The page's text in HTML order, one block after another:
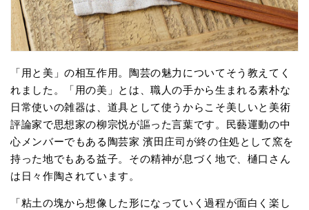
「用と美」の相互作用。陶芸の魅力についてそう教えてく
れました。「用の美」とは、職人の手から生まれる素朴な
日常使いの雑器は、道具として使うからこそ美しいと美術
評論家で思想家の柳宗悦が謳った言葉です。民藝運動の中
心メンバーでもある陶芸家 濱田庄司が終の住処として窯を
持った地でもある益子。その精神が息づく地で、樋口さん
は日々作陶されています。
「粘土の塊から想像した形になっていく過程が面白く楽し